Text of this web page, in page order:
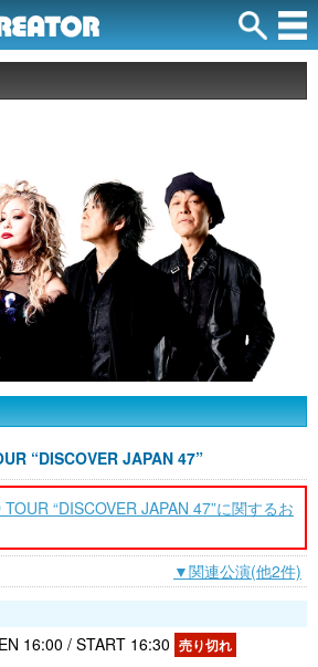
“DISCOVER JAPAN 47”
“DISCOVER JAPAN 47”に関するお
▼関連公演(他2件)
16:00 / START 16:30 売り切れ